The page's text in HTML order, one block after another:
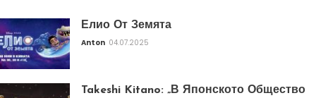
Елио От Земята
Anton 04.07.2025
Takeshi Kitano: „В Японското Общество